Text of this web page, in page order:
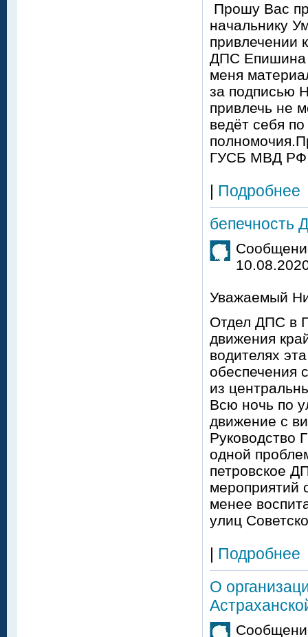
Прошу Вас
начальнику
привлечении
ДПС Епишина
меня
за подписью
привлечь не
ведёт себя
ГУСБ МВД РФ
| Подробнее
бепечность
Уважаемый
Отдел ДПС в
движения
водителях
обеспечения
из
Всю ночь по
движение с
Руководство
одной
петровское
мероприятий
менее
улиц
| Подробнее
О